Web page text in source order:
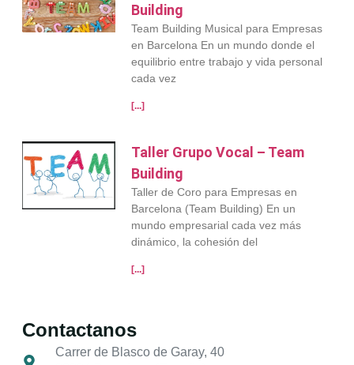
Building
Team Building Musical para Empresas
en Barcelona En un mundo donde el
equilibrio entre trabajo y vida personal
cada vez
[...]
Taller Grupo Vocal – Team
Building
Taller de Coro para Empresas en
Barcelona (Team Building) En un
mundo empresarial cada vez más
dinámico, la cohesión del
[...]
Contactanos
Carrer de Blasco de Garay, 40